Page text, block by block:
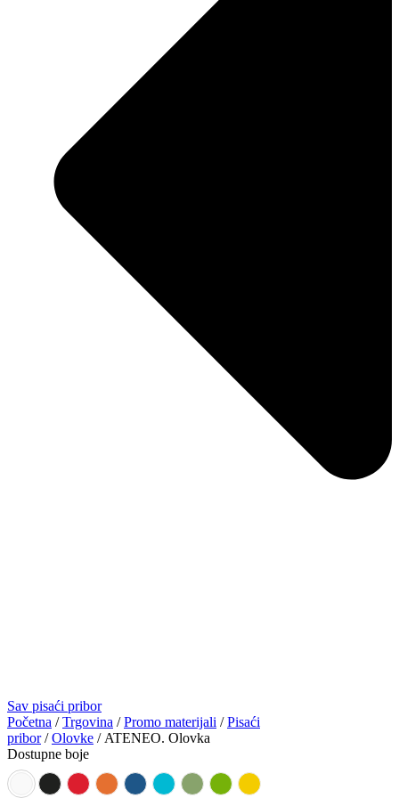
Sav pisaći pribor
Početna /Trgovina /Promo materijali /Pisaći
pribor/Olovke / ATENEO. Olovka
Dostupne boje